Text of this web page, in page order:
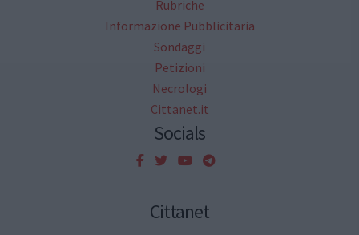
Rubriche
Informazione Pubblicitaria
Sondaggi
Petizioni
Necrologi
Cittanet.it
Socials
Cittanet